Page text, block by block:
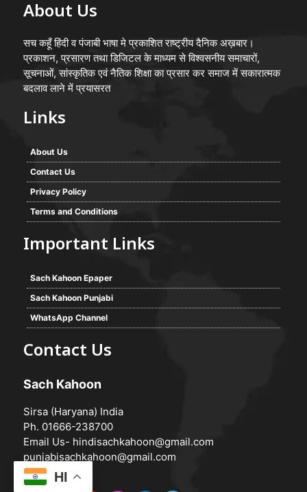
About Us
सच कहूँ हिंदी व पंजाबी भाषा मे प्रकाशित राष्ट्रीय दैनिक अख़बार।
प्रकाशन, प्रसारण तथा डिजिटल के माध्यम से विश्वसनीय समाचारों,
सूचनाओं, सांस्कृतिक एवं नैतिक शिक्षा का प्रसार कर समाज में सकारात्मक
बदलाव लाने में प्रयासरत
Links
About Us
Contact Us
Privacy Policy
Terms and Conditions
Important Links
Sach Kahoon Epaper
Sach Kahoon Punjabi
WhatsApp Channel
Contact Us
Sach Kahoon
Sirsa (Haryana) India
Ph. 01666-238700
Email Us- hindisachkahoon@gmail.com
punjabisachkahoon@gmail.com
HI